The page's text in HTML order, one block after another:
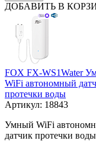
ДОБАВИТЬ В
FOX FX-WS1Water
WiFi автономный
протечки воды
Артикул: 18843
Умный WiFi
датчик протечки